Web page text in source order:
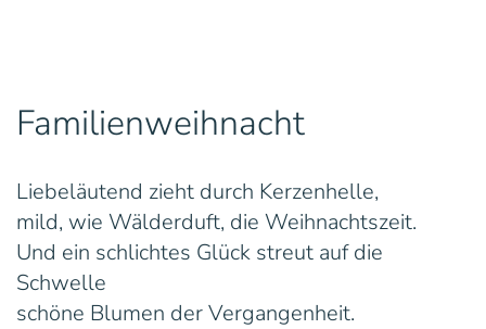
Familienweihnacht
Liebeläutend zieht durch Kerzenhelle,
mild, wie Wälderduft, die Weihnachtszeit.
Und ein schlichtes Glück streut auf die
Schwelle
schöne Blumen der Vergangenheit.